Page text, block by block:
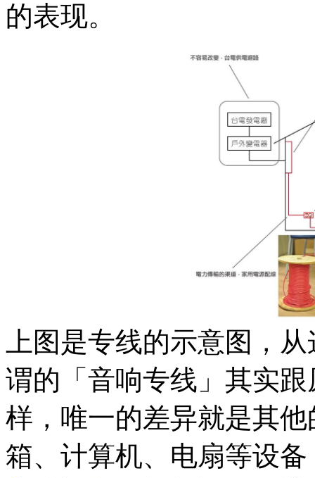
的表现。
上图是专线的示意图，
谓的「音响专线」其实
样，唯一的差异就是其
箱、计算机、电扇等设